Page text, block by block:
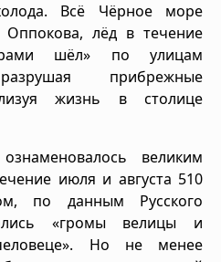
Всё Чёрное море
лёд в течение
шёл» по улицам
прибрежные
жизнь в столице
великим
июля и августа 510
по данным Русского
«громы велицы и
Но не менее